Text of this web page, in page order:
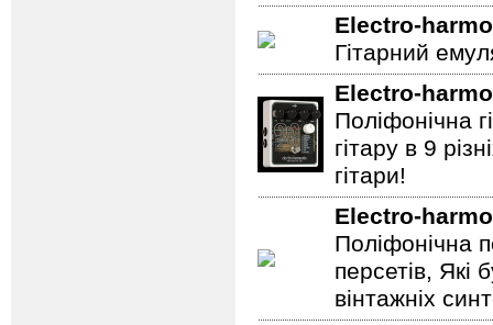
Electro-
Гітарний
Electro-
Поліфонічна
гітару в 9
гітари!
Electro-
Поліфонічна
персетів, Які
вінтажніх